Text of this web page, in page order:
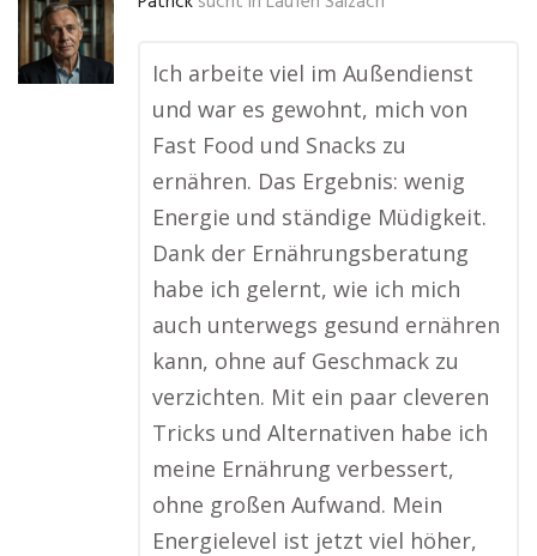
Ich arbeite viel im Außendienst
und war es gewohnt, mich von
Fast Food und Snacks zu
ernähren. Das Ergebnis: wenig
Energie und ständige Müdigkeit.
Dank der Ernährungsberatung
habe ich gelernt, wie ich mich
auch unterwegs gesund ernähren
kann, ohne auf Geschmack zu
verzichten. Mit ein paar cleveren
Tricks und Alternativen habe ich
meine Ernährung verbessert,
ohne großen Aufwand. Mein
Energielevel ist jetzt viel höher,